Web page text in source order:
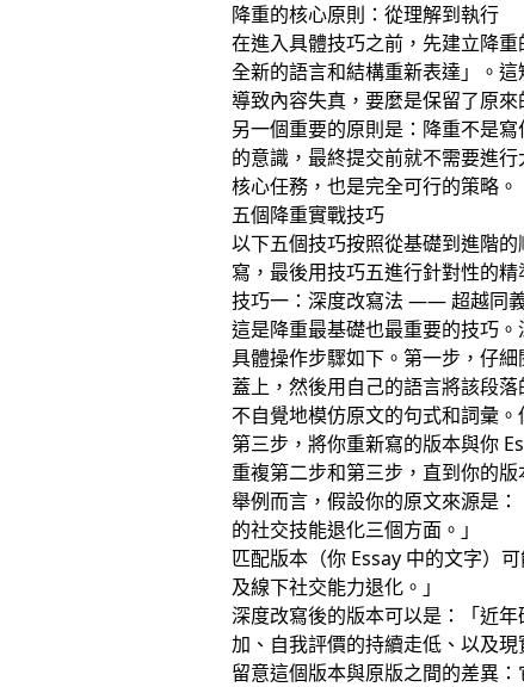
降重的核心原則：從理解到執行
在進入具體技巧之前，先建立降
全新的語言和結構重新表達」。
導致內容失真，要麼是保留了原
另一個重要的原則是：降重不是
的意識，最終提交前就不需要進
核心任務，也是完全可行的策略。
五個降重實戰技巧
以下五個技巧按照從基礎到進階
寫，最後用技巧五進行針對性的精
技巧一：深度改寫法 —— 超越同
這是降重最基礎也最重要的技巧
具體操作步驟如下。第一步，仔
蓋上，然後用自己的語言將該段
不自覺地模仿原文的句式和詞彙
第三步，將你重新寫的版本與你
重複第二步和第三步，直到你的
舉例而言，假設你的原文來源是
的社交技能退化三個方面。」
匹配版本（你 Essay 中的文字）
及線下社交能力退化。」
深度改寫後的版本可以是：「近
加、自我評價的持續走低、以及現
留意這個版本與原版之間的差異